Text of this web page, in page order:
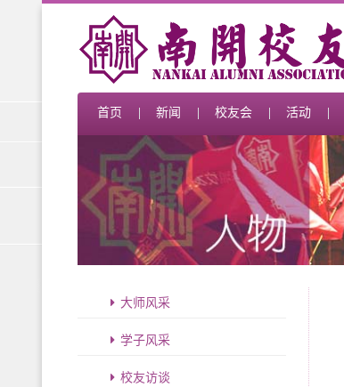
首页 新闻 校友会 活动
大师风采
学子风采
校友访谈